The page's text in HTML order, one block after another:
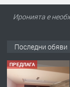
Иронията е
Последни обяви
ПРЕДЛАГА